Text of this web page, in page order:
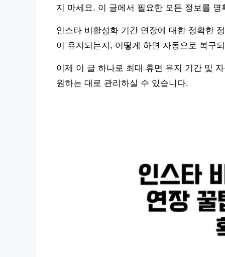
지 마세요. 이 글에서 필요한 모든 정보를 명
인스타 비활성화 기간 연장에 대한 정확한
이 유지되는지, 어떻게 하면 자동으로 복구
이제 이 글 하나로 최대 휴면 유지 기간 및
원하는 대로 관리하실 수 있습니다.